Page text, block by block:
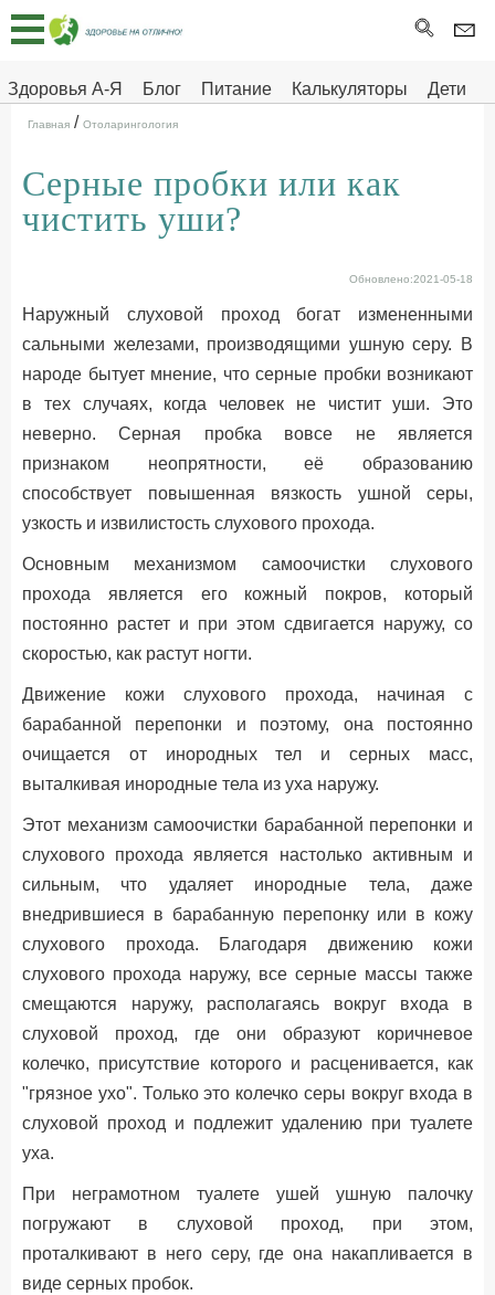
Здоровья А-Я Блог Питание Калькуляторы
Дети
Здоровье на отлично
Главная
Тесты
Про
ДЕТЯМ
Главная / Отоларингология
Серные пробки или как
чистить уши?
Обновлено:2021-05-18
Наружный слуховой проход богат измененными
сальными железами, производящими ушную серу. В
народе бытует мнение, что серные пробки возникают
в тех случаях, когда человек не чистит уши. Это
неверно. Серная пробка вовсе не является
признаком неопрятности, её образованию
способствует повышенная вязкость ушной серы,
узкость и извилистость слухового прохода.
Основным механизмом самоочистки слухового
прохода является его кожный покров, который
постоянно растет и при этом сдвигается наружу, со
скоростью, как растут ногти.
Движение кожи слухового прохода, начиная с
барабанной перепонки и поэтому, она постоянно
очищается от инородных тел и серных масс,
выталкивая инородные тела из уха наружу.
Этот механизм самоочистки барабанной перепонки и
слухового прохода является настолько активным и
сильным, что удаляет инородные тела, даже
внедрившиеся в барабанную перепонку или в кожу
слухового прохода. Благодаря движению кожи
слухового прохода наружу, все серные массы также
смещаются наружу, располагаясь вокруг входа в
слуховой проход, где они образуют коричневое
колечко, присутствие которого и расценивается, как
"грязное ухо". Только это колечко серы вокруг входа в
слуховой проход и подлежит удалению при туалете
уха.
При неграмотном туалете ушей ушную палочку
погружают в слуховой проход, при этом,
проталкивают в него серу, где она накапливается в
виде серных пробок.